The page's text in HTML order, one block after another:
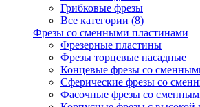
Грибковые фрезы
Все категории (8)
Фрезы со сменными пластинами
Фрезерные пластины
Фрезы торцевые насадные
Концевые фрезы со
Сферические фрезы со
Фасочные фрезы со